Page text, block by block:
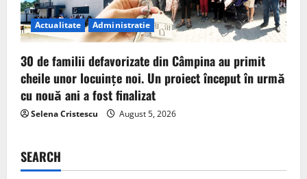
Actualitate Administratie
30 de familii defavorizate din Câmpina au primit
cheile unor locuințe noi. Un proiect început în urmă
cu nouă ani a fost finalizat
Selena Cristescu August 5, 2026
SEARCH